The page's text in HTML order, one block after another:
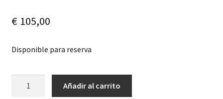
€105,00
Disponible para reserva
Añadir al carrito